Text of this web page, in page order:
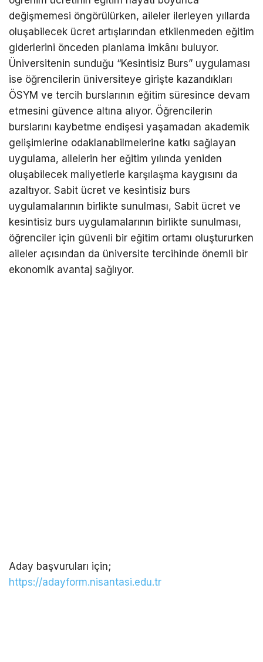
değişmemesi öngörülürken, aileler ilerleyen yıllarda
oluşabilecek ücret artışlarından etkilenmeden eğitim
giderlerini önceden planlama imkânı buluyor.
Üniversitenin sunduğu “Kesintisiz Burs” uygulaması
ise öğrencilerin üniversiteye girişte kazandıkları
ÖSYM ve tercih burslarının eğitim süresince devam
etmesini güvence altına alıyor. Öğrencilerin
burslarını kaybetme endişesi yaşamadan akademik
gelişimlerine odaklanabilmelerine katkı sağlayan
uygulama, ailelerin her eğitim yılında yeniden
oluşabilecek maliyetlerle karşılaşma kaygısını da
azaltıyor. Sabit ücret ve kesintisiz burs
uygulamalarının birlikte sunulması, Sabit ücret ve
kesintisiz burs uygulamalarının birlikte sunulması,
öğrenciler için güvenli bir eğitim ortamı oluştururken
aileler açısından da üniversite tercihinde önemli bir
ekonomik avantaj sağlıyor.
Aday başvuruları için;
https://adayform.nisantasi.edu.tr